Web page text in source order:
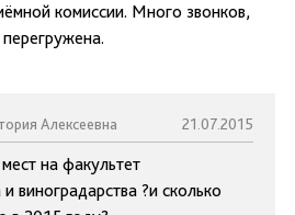
комиссии. Много звонков,
Алексеевна 21.07.2015
на факультет
виноградарства ?и сколько